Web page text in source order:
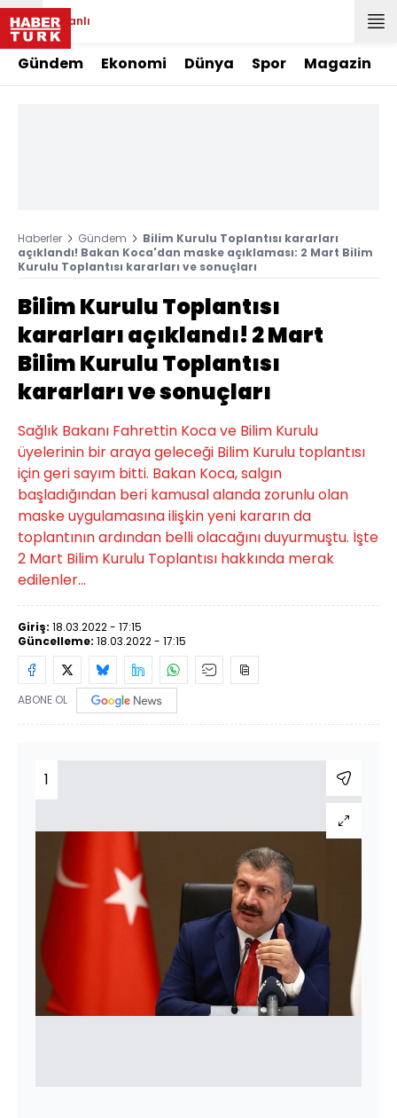
Canlı
Gündem Ekonomi Dünya Spor Magazin
Haberler Gündem
Bilim Kurulu Toplantısı kararları
açıklandı! Bakan Koca'dan maske açıklaması: 2 Mart Bilim
Kurulu Toplantısı kararları ve sonuçları
Bilim Kurulu Toplantısı
kararları açıklandı! 2 Mart
Bilim Kurulu Toplantısı
kararları ve sonuçları
Sağlık Bakanı Fahrettin Koca ve Bilim Kurulu
üyelerinin bir araya geleceği Bilim Kurulu toplantısı
için geri sayım bitti. Bakan Koca, salgın
başladığından beri kamusal alanda zorunlu olan
maske uygulamasına ilişkin yeni kararın da
toplantının ardından belli olacağını duyurmuştu. İşte
2 Mart Bilim Kurulu Toplantısı hakkında merak
edilenler...
Giriş: 18.03.2022 - 17:15
Güncelleme: 18.03.2022 - 17:15
ABONE OL
1